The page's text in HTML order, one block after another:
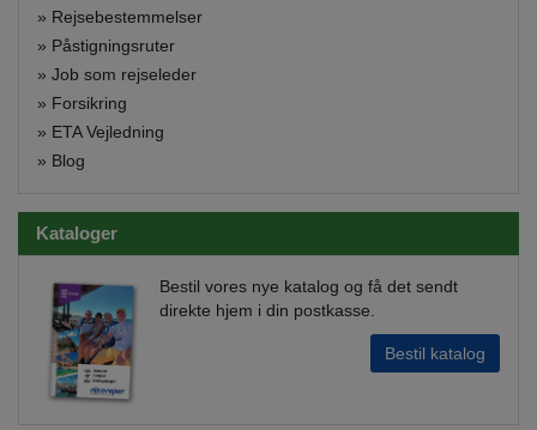
» Rejsebestemmelser
» Påstigningsruter
» Job som rejseleder
» Forsikring
» ETA Vejledning
» Blog
Kataloger
Bestil vores nye katalog og få det sendt
direkte hjem i din postkasse.
Bestil katalog